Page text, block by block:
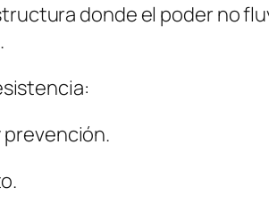
donde el poder no
prevención.